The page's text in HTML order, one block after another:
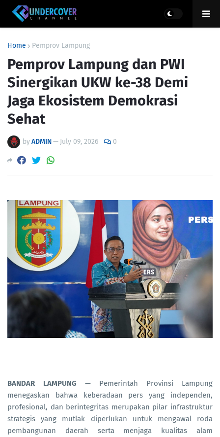
Home Pemprov Lampung
Pemprov Lampung dan PWI
Sinergikan UKW ke-38 Demi
Jaga Ekosistem Demokrasi
Sehat
byADMIN— July 09, 2026 0
BANDAR LAMPUNG — Pemerintah Provinsi Lampung
menegaskan bahwa keberadaan pers yang independen,
profesional, dan berintegritas merupakan pilar infrastruktur
strategis yang mutlak diperlukan untuk mengawal roda
pembangunan daerah serta menjaga kualitas alam